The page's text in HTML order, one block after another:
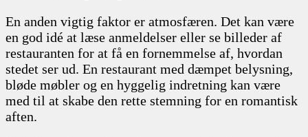
En anden vigtig faktor er atmosfæren. Det kan være
en god idé at læse anmeldelser eller se billeder af
restauranten for at få en fornemmelse af, hvordan
stedet ser ud. En restaurant med dæmpet belysning,
bløde møbler og en hyggelig indretning kan være
med til at skabe den rette stemning for en romantisk
aften.